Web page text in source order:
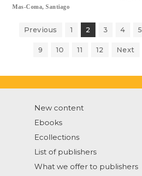
Mas-Coma, Santiago
Previous 1 2 3 4 5
9 10 11 12 Next
New content
Ebooks
Ecollections
List of publishers
What we offer to publishers